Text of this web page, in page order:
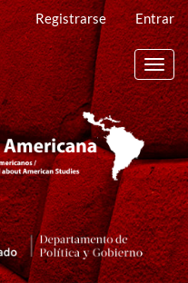
Registrarse Entrar